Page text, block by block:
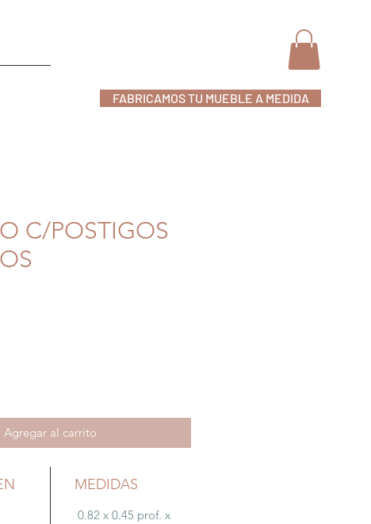
FABRICAMOS TU MUEBLE A MEDIDA
C/POSTIGOS
Agregar al carrito
MEDIDAS
0.82 x 0.45 prof. x